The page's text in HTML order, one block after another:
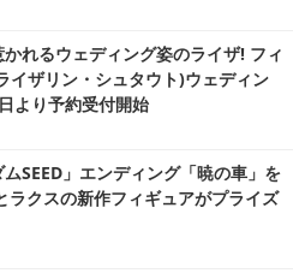
れるウェディング姿のライザ! フィ
イザリン・シュタウト)ウェディン
より予約受付開始
ムSEED」エンディング「暁の車」を
ラクスの新作フィギュアがプライズ